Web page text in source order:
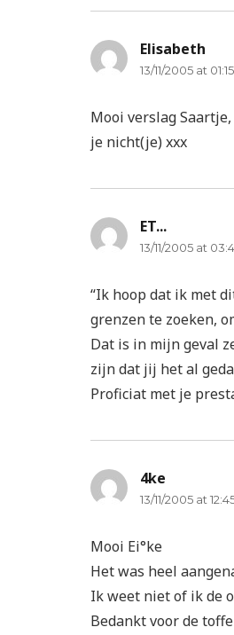
Elisabeth
13/11/2005 at 01:15
Mooi verslag
je nicht(je) xxx
ET...
13/11/2005 at
“Ik hoop dat ik met
grenzen te zoeken,
Dat is in mijn geval
zijn dat jij het al
Proficiat met je
4ke
13/11/2005 at
Mooi Ei°ke
Het was heel
Ik weet niet of ik de
Bedankt voor de